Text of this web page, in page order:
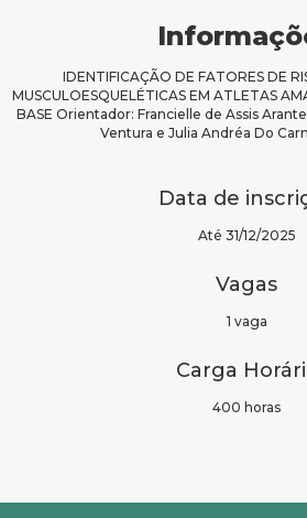
IDENTIFICAÇÃO DE FATORES DE
MUSCULOESQUELÉTICAS EM ATLETAS
BASE Orientador: Francielle de Assis
Ventura e Julia Andréa Do
Data de
Até 31/12/2025
Vagas
1 vaga
Carga
400 horas